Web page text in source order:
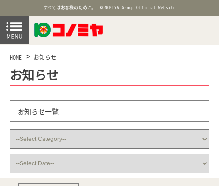
すべてはお客様のために。 KONOMIYA Group Official Website
HOME お知らせ
お知らせ
お知らせ一覧